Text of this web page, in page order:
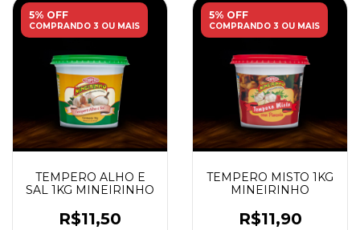
5% OFF
COMPRANDO 3 OU MAIS
TEMPERO ALHO E
SAL 1KG MINEIRINHO
R$11,50
5% OFF
COMPRANDO 3 OU MAIS
TEMPERO MISTO 1KG
MINEIRINHO
R$11,90